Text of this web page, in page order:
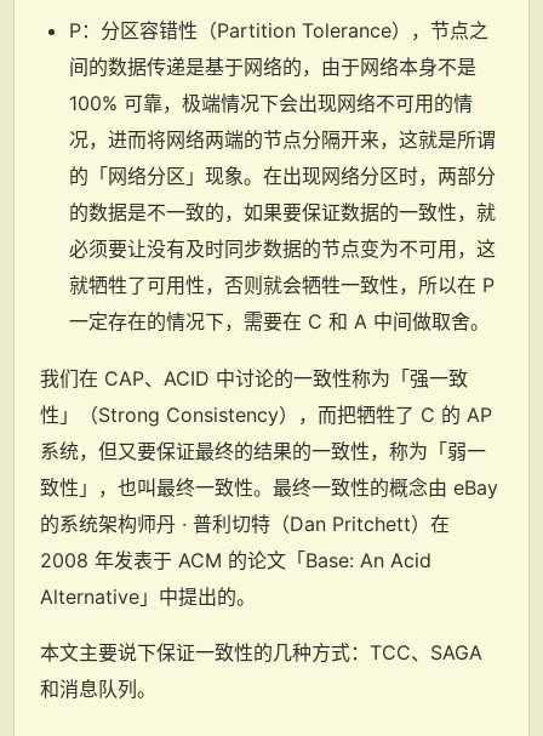
P：分区容错性（Partition Tolerance），节点之
间的数据传递是基于网络的，由于网络本身不是
100% 可靠，极端情况下会出现网络不可用的情
况，进而将网络两端的节点分隔开来，这就是所谓
的「网络分区」现象。在出现网络分区时，两部分
的数据是不一致的，如果要保证数据的一致性，就
必须要让没有及时同步数据的节点变为不可用，这
就牺牲了可用性，否则就会牺牲一致性，所以在 P
一定存在的情况下，需要在 C 和 A 中间做取舍。
我们在 CAP、ACID 中讨论的一致性称为「强一致
性」（Strong Consistency），而把牺牲了 C 的 AP
系统，但又要保证最终的结果的一致性，称为「弱一
致性」，也叫最终一致性。最终一致性的概念由 eBay
的系统架构师丹 · 普利切特（Dan Pritchett）在
2008 年发表于 ACM 的论文「Base: An Acid
Alternative」中提出的。
本文主要说下保证一致性的几种方式：TCC、SAGA
和消息队列。